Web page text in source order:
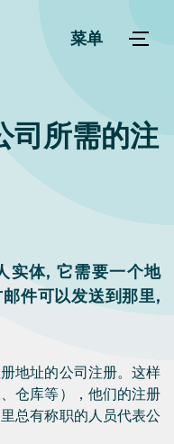
菜单
司所需的注
实体, 它需要一个地
件可以发送到那里,
地址的公司注册。这样
仓库等），他们的注册
总有称职的人员代表公